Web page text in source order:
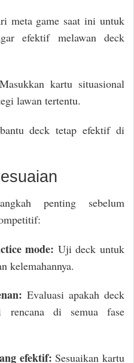
meta game saat ini untuk
efektif melawan deck
Masukkan kartu situasional
lawan tertentu.
deck tetap efektif di
penting sebelum
mode: Uji deck untuk
kelemahannya.
Evaluasi apakah deck
rencana di semua fase
efektif: Sesuaikan kartu